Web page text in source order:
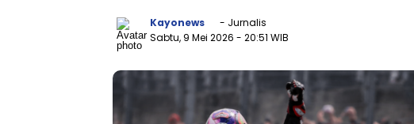
Kayonews
- Jurnalis
Sabtu, 9 Mei 2026 - 20:51 WIB